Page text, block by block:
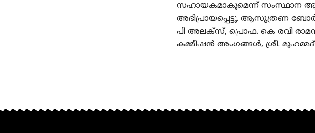
സഹായകമാകുമെന്ന് സംസ്ഥാന
അഭിപ്രായപ്പെട്ടു. ആസൂത്രണ
പി അലക്സ്, പ്രൊഫ. കെ രവി
കമ്മീഷൻ അംഗങ്ങൾ, ശ്രീ.